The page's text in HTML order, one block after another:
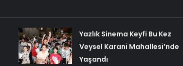
Yazlık Sinema Keyfi Bu Kez
Veysel Karani Mahallesi’nde
Yaşandı